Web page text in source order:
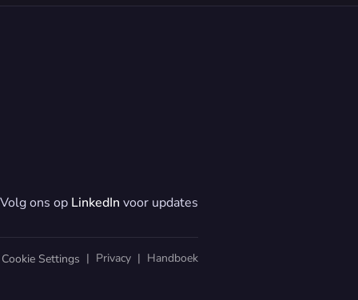
Volg ons op LinkedIn voor updates
Cookie Settings
  |
Privacy
  |
Handboek